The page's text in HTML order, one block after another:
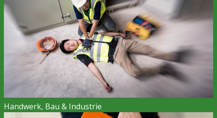
Handwerk, Bau & Industrie